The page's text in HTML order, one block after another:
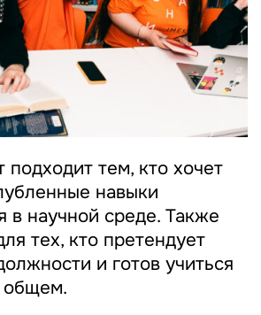
подходит тем, кто хочет
навыки
в научной среде. Также
тех, кто претендует
и готов учиться
общем.